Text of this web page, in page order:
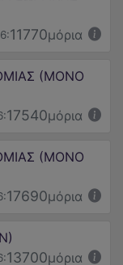
11770μόρια
(ΜΟΝΟ
17540μόρια
(ΜΟΝΟ
17690μόρια
13700μόρια